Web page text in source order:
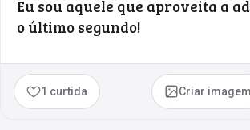
Eu sou aquele que aproveita a
o último segundo!
1 curtida Criar imagem